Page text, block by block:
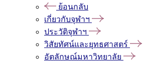
ย้อนกลับ
เกี่ยวกับจุฬาฯ
ประวัติจุฬาฯ
วิสัยทัศน์และยุทธศาสตร์
อัตลักษณ์มหาวิทยาลัย